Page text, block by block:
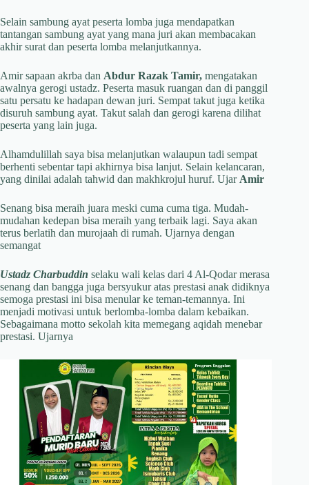
Selain sambung ayat peserta lomba juga mendapatkan
tantangan sambung ayat yang mana juri akan membacakan
akhir surat dan peserta lomba melanjutkannya.
Amir sapaan akrba dan Abdur Razak Tamir, mengatakan
awalnya gerogi ustadz. Peserta masuk ruangan dan di panggil
satu persatu ke hadapan dewan juri. Sempat takut juga ketika
disuruh sambung ayat. Takut salah dan gerogi karena dilihat
peserta yang lain juga.
Alhamdulillah saya bisa melanjutkan walaupun tadi sempat
berhenti sebentar tapi akhirnya bisa lanjut. Selain kelancaran,
yang dinilai adalah tahwid dan makhkrojul huruf. Ujar Amir
Senang bisa meraih juara meski cuma cuma tiga. Mudah-
mudahan kedepan bisa meraih yang terbaik lagi. Saya akan
terus berlatih dan murojaah di rumah. Ujarnya dengan
semangat
Ustadz Charbuddin selaku wali kelas dari 4 Al-Qodar merasa
senang dan bangga juga bersyukur atas prestasi anak didiknya
semoga prestasi ini bisa menular ke teman-temannya. Ini
menjadi motivasi untuk berlomba-lomba dalam kebaikan.
Sebagaimana motto sekolah kita memegang aqidah menebar
prestasi. Ujarnya